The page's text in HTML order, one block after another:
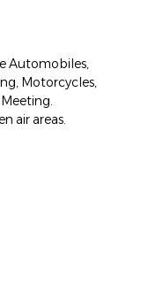
Automobiles,
Motorcycles,
air areas.